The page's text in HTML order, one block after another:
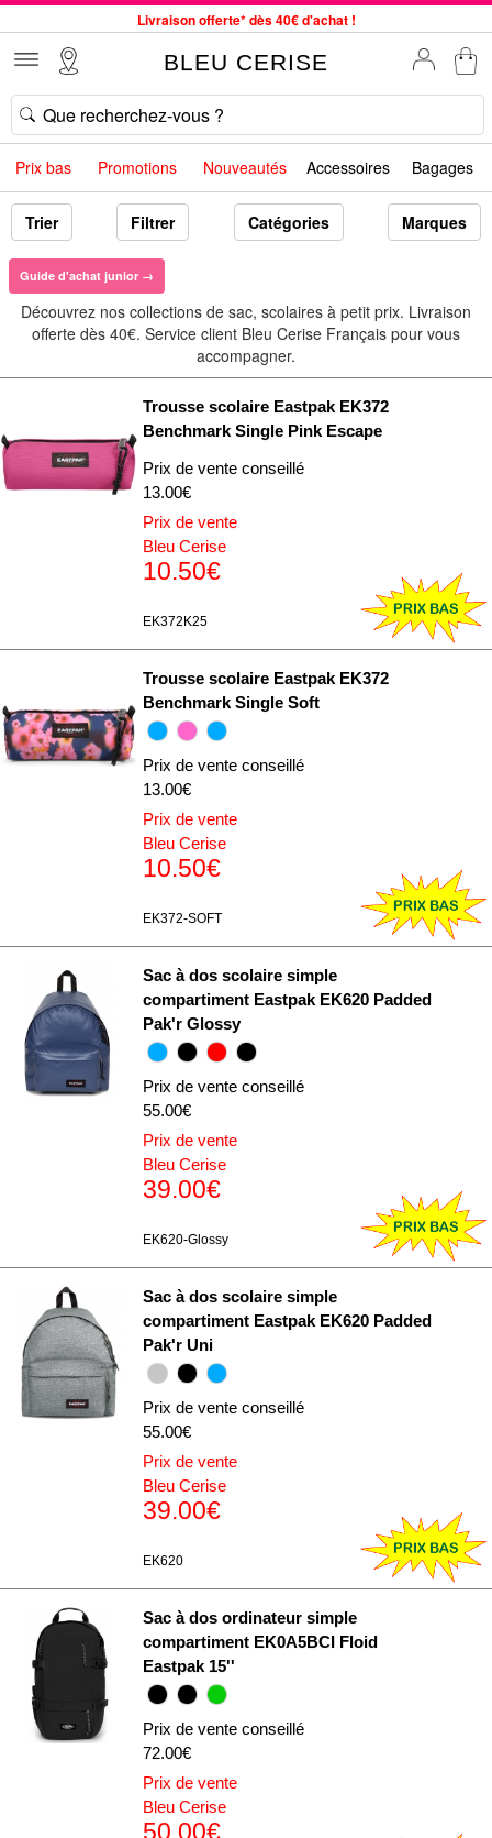
Livraison offerte* dès 40€ d'achat !
Commande avant 12h expédiée le jour même, du lundi au vendredi
33 magasins en France. Un à proximité de chez vous ?
Bon shopping chez BLEU CERISE !
Jusqu'à -75% sur le site du 29/07 au 27/08
Samsonite, Delsey, American Tourister, Little Marcel à Prix Bas
BLEU CERISE
Prix bas Promotions Nouveautés Accessoires Bagages
Trier Filtrer Catégories Marques
Guide d'achat junior →
Découvrez nos collections de sac, scolaires à petit prix. Livraison
offerte dès 40€. Service client Bleu Cerise Français pour vous
accompagner.
Trousse scolaire Eastpak EK372
Benchmark Single Pink Escape
Prix de vente conseillé
13.00€
Prix de vente
Bleu Cerise
10.50€
EK372K25
Trousse scolaire Eastpak EK372
Benchmark Single Soft
Prix de vente conseillé
13.00€
Prix de vente
Bleu Cerise
10.50€
EK372-SOFT
Sac à dos scolaire simple
compartiment Eastpak EK620 Padded
Pak'r Glossy
Prix de vente conseillé
55.00€
Prix de vente
Bleu Cerise
39.00€
EK620-Glossy
Sac à dos scolaire simple
compartiment Eastpak EK620 Padded
Pak'r Uni
Prix de vente conseillé
55.00€
Prix de vente
Bleu Cerise
39.00€
EK620
Sac à dos ordinateur simple
compartiment EK0A5BCI Floid
Eastpak 15''
Prix de vente conseillé
72.00€
Prix de vente
Bleu Cerise
50.00€